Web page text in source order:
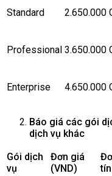
Standard 2.650.000
Professional 3.650.000
Enterprise 4.650.000
Báo giá các gói
dịch vụ khác
Gói dịch
vụ
Đơn giá
(VND)